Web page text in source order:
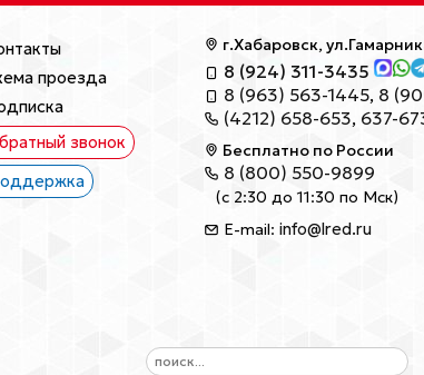
проезда
звонок
г.Хабаровск,
8 (924) 311-3435
8 (963) 563-1445, 8
(4212) 658-653, 637-
Бесплатно по России
8 (800) 550-9899
(с 2:30 до 11:30 по Мск)
E-mail: info@lred.ru